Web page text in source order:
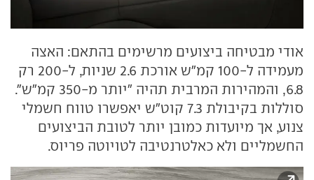
אודי מבטיחה ביצועים מרשימים בהתאם: האצה
מעמידה ל-100 קמ"ש אורכת 2.6 שניות, ל-200 רק
6.8, והמהירות המרבית תהיה "יותר מ-350 קמ"ש".
סוללות בקיבולת 7.3 קוט"ש יאפשרו טווח חשמלי
צנוע, אך מיועדות כמובן יותר לטובת הביצועים
החשמליים ולא כאלטרנטיבה לטויוטה פריוס.